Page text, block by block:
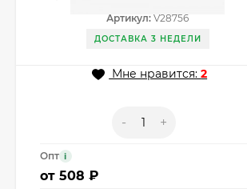
Артикул: V28756
ДОСТАВКА 3 НЕДЕЛИ
Мне нравится:2
- +
Опт i
от 508 ₽